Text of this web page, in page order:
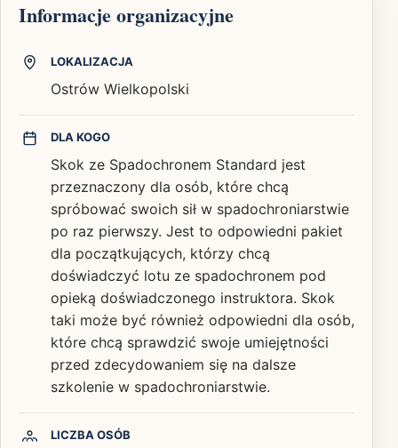
Informacje organizacyjne
LOKALIZACJA
Ostrów Wielkopolski
DLA KOGO
Skok ze Spadochronem Standard jest
przeznaczony dla osób, które chcą
spróbować swoich sił w spadochroniarstwie
po raz pierwszy. Jest to odpowiedni pakiet
dla początkujących, którzy chcą
doświadczyć lotu ze spadochronem pod
opieką doświadczonego instruktora. Skok
taki może być również odpowiedni dla osób,
które chcą sprawdzić swoje umiejętności
przed zdecydowaniem się na dalsze
szkolenie w spadochroniarstwie.
LICZBA OSÓB